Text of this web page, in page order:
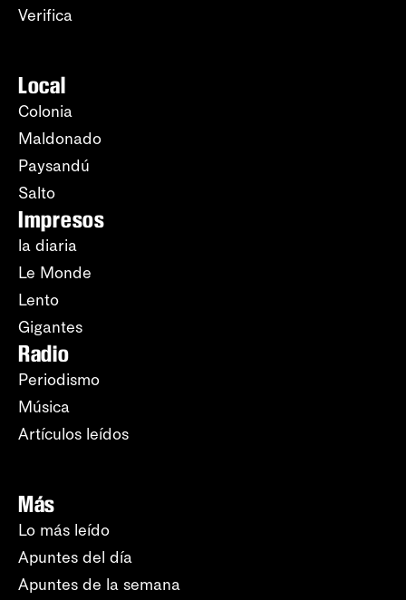
Verifica
Local
Colonia
Maldonado
Paysandú
Salto
Impresos
la diaria
Le Monde
Lento
Gigantes
Radio
Periodismo
Música
Artículos leídos
Más
Lo más leído
Apuntes del día
Apuntes de la semana